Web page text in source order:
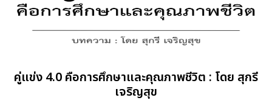
คู่แข่ง 4.0 คือการศึกษาและคุณภาพชีวิต : โดย สุกรี
เจริญสุข